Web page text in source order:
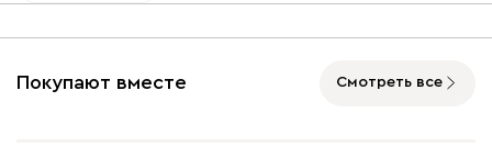
Покупают вместе Смотреть все